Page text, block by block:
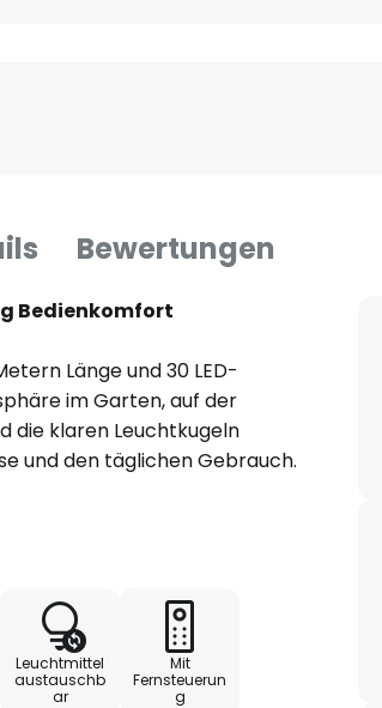
Bewertungen
Bedienkomfort
Länge und 30 LED-
im Garten, auf der
die klaren Leuchtkugeln
und den täglichen Gebrauch.
Licht genießen
Leuchtmittel
austauschb
ar
Mit
Fernsteuerun
g